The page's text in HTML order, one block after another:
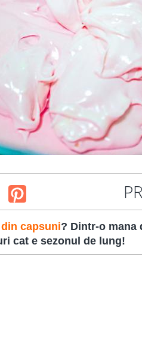
din capsuni? Dintr-o mana
cat e sezonul de lung!